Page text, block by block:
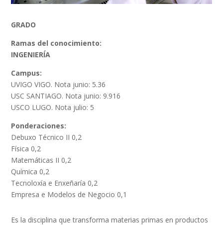
GRADO
Ramas del conocimiento:
INGENIERÍA
Campus:
UVIGO VIGO. Nota junio: 5.36
USC SANTIAGO. Nota junio: 9.916
USCO LUGO. Nota julio: 5
Ponderaciones:
Debuxo Técnico II 0,2
Física 0,2
Matemáticas II 0,2
Química 0,2
Tecnoloxía e Enxeñaría 0,2
Empresa e Modelos de Negocio 0,1
Es la disciplina que transforma materias primas en productos